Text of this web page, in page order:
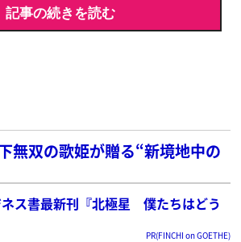
記事の続きを読む
双の歌姫が贈る“新境地中の
ネス書最新刊『北極星 僕たちはどう
PR(FINCHI on GOETHE)